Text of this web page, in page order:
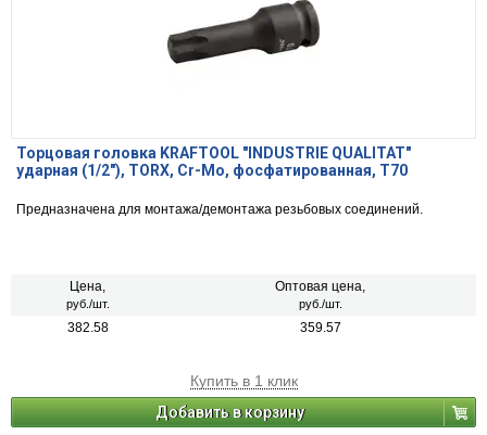
Торцовая головка KRAFTOOL "INDUSTRIE QUALITAT"
ударная (1/2"), TORX, Cr-Mo, фосфатированная, T70
Предназначена для монтажа/демонтажа резьбовых соединений.
Цена,
руб./шт.
Оптовая цена,
руб./шт.
382.58 359.57
Купить в 1 клик
Добавить в корзину